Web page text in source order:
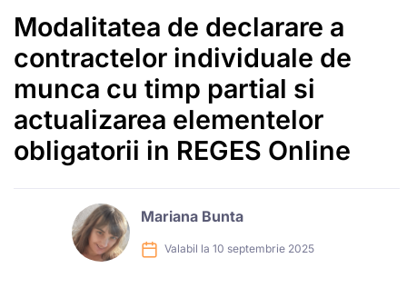
Modalitatea de declarare a
contractelor individuale de
munca cu timp partial si
actualizarea elementelor
obligatorii in REGES Online
Mariana Bunta
Valabil la 10 septembrie 2025